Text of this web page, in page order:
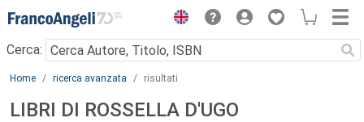
Menu
Cerca:
Main content
Home ricerca avanzata risultati
LIBRI DI ROSSELLA D'UGO